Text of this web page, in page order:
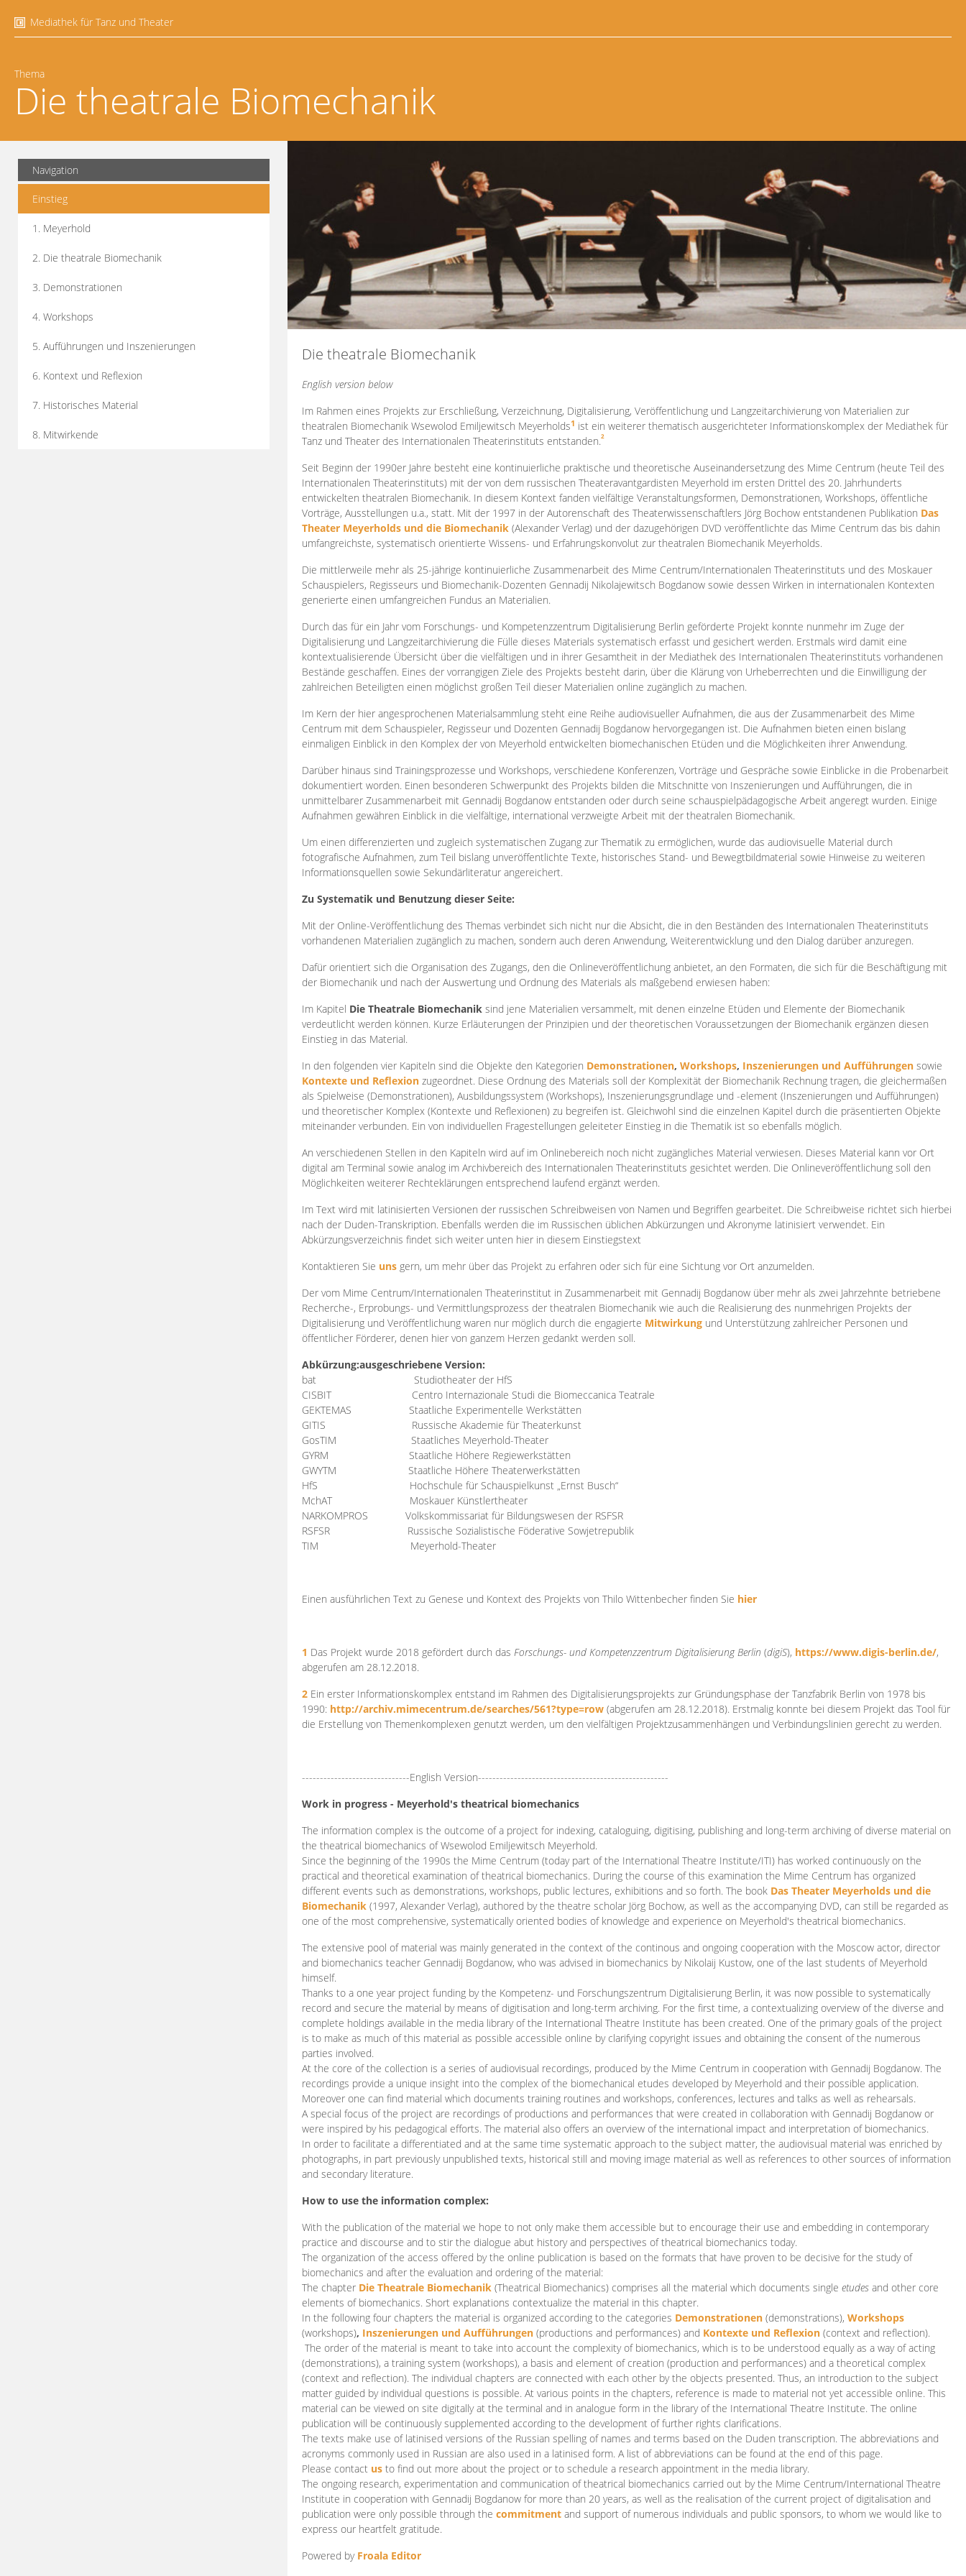
Mediathek für Tanz und Theater
Thema
Die theatrale Biomechanik
Navigation
Einstieg
1. Meyerhold
2. Die theatrale Biomechanik
3. Demonstrationen
4. Workshops
5. Aufführungen und Inszenierungen
6. Kontext und Reflexion
7. Historisches Material
8. Mitwirkende
Die theatrale Biomechanik
English version below
Im Rahmen eines Projekts zur Erschließung, Verzeichnung, Digitalisierung, Veröffentlichung und Langzeitarchivierung von Materialien zur
theatralen Biomechanik Wsewolod Emiljewitsch Meyerholds1 ist ein weiterer thematisch ausgerichteter Informationskomplex der Mediathek für
Tanz und Theater des Internationalen Theaterinstituts entstanden.2
Seit Beginn der 1990er Jahre besteht eine kontinuierliche praktische und theoretische Auseinandersetzung des Mime Centrum (heute Teil des
Internationalen Theaterinstituts) mit der von dem russischen Theateravantgardisten Meyerhold im ersten Drittel des 20. Jahrhunderts
entwickelten theatralen Biomechanik. In diesem Kontext fanden vielfältige Veranstaltungsformen, Demonstrationen, Workshops, öffentliche
Vorträge, Ausstellungen u.a., statt. Mit der 1997 in der Autorenschaft des Theaterwissenschaftlers Jörg Bochow entstandenen Publikation Das
Theater Meyerholds und die Biomechanik (Alexander Verlag) und der dazugehörigen DVD veröffentlichte das Mime Centrum das bis dahin
umfangreichste, systematisch orientierte Wissens- und Erfahrungskonvolut zur theatralen Biomechanik Meyerholds.
Die mittlerweile mehr als 25-jährige kontinuierliche Zusammenarbeit des Mime Centrum/Internationalen Theaterinstituts und des Moskauer
Schauspielers, Regisseurs und Biomechanik-Dozenten Gennadij Nikolajewitsch Bogdanow sowie dessen Wirken in internationalen Kontexten
generierte einen umfangreichen Fundus an Materialien.
Durch das für ein Jahr vom Forschungs- und Kompetenzzentrum Digitalisierung Berlin geförderte Projekt konnte nunmehr im Zuge der
Digitalisierung und Langzeitarchivierung die Fülle dieses Materials systematisch erfasst und gesichert werden. Erstmals wird damit eine
kontextualisierende Übersicht über die vielfältigen und in ihrer Gesamtheit in der Mediathek des Internationalen Theaterinstituts vorhandenen
Bestände geschaffen. Eines der vorrangigen Ziele des Projekts besteht darin, über die Klärung von Urheberrechten und die Einwilligung der
zahlreichen Beteiligten einen möglichst großen Teil dieser Materialien online zugänglich zu machen.
Im Kern der hier angesprochenen Materialsammlung steht eine Reihe audiovisueller Aufnahmen, die aus der Zusammenarbeit des Mime
Centrum mit dem Schauspieler, Regisseur und Dozenten Gennadij Bogdanow hervorgegangen ist. Die Aufnahmen bieten einen bislang
einmaligen Einblick in den Komplex der von Meyerhold entwickelten biomechanischen Etüden und die Möglichkeiten ihrer Anwendung.
Darüber hinaus sind Trainingsprozesse und Workshops, verschiedene Konferenzen, Vorträge und Gespräche sowie Einblicke in die Probenarbeit
dokumentiert worden. Einen besonderen Schwerpunkt des Projekts bilden die Mitschnitte von Inszenierungen und Aufführungen, die in
unmittelbarer Zusammenarbeit mit Gennadij Bogdanow entstanden oder durch seine schauspielpädagogische Arbeit angeregt wurden. Einige
Aufnahmen gewähren Einblick in die vielfältige, international verzweigte Arbeit mit der theatralen Biomechanik.
Um einen differenzierten und zugleich systematischen Zugang zur Thematik zu ermöglichen, wurde das audiovisuelle Material durch
fotografische Aufnahmen, zum Teil bislang unveröffentlichte Texte, historisches Stand- und Bewegtbildmaterial sowie Hinweise zu weiteren
Informationsquellen sowie Sekundärliteratur angereichert.
Zu Systematik und Benutzung dieser Seite:
Mit der Online-Veröffentlichung des Themas verbindet sich nicht nur die Absicht, die in den Beständen des Internationalen Theaterinstituts
vorhandenen Materialien zugänglich zu machen, sondern auch deren Anwendung, Weiterentwicklung und den Dialog darüber anzuregen.
Dafür orientiert sich die Organisation des Zugangs, den die Onlineveröffentlichung anbietet, an den Formaten, die sich für die Beschäftigung mit
der Biomechanik und nach der Auswertung und Ordnung des Materials als maßgebend erwiesen haben:
Im Kapitel Die Theatrale Biomechanik sind jene Materialien versammelt, mit denen einzelne Etüden und Elemente der Biomechanik
verdeutlicht werden können. Kurze Erläuterungen der Prinzipien und der theoretischen Voraussetzungen der Biomechanik ergänzen diesen
Einstieg in das Material.
In den folgenden vier Kapiteln sind die Objekte den Kategorien Demonstrationen, Workshops, Inszenierungen und Aufführungen sowie
Kontexte und Reflexion zugeordnet. Diese Ordnung des Materials soll der Komplexität der Biomechanik Rechnung tragen, die gleichermaßen
als Spielweise (Demonstrationen), Ausbildungssystem (Workshops), Inszenierungsgrundlage und -element (Inszenierungen und Aufführungen)
und theoretischer Komplex (Kontexte und Reflexionen) zu begreifen ist. Gleichwohl sind die einzelnen Kapitel durch die präsentierten Objekte
miteinander verbunden. Ein von individuellen Fragestellungen geleiteter Einstieg in die Thematik ist so ebenfalls möglich.
An verschiedenen Stellen in den Kapiteln wird auf im Onlinebereich noch nicht zugängliches Material verwiesen. Dieses Material kann vor Ort
digital am Terminal sowie analog im Archivbereich des Internationalen Theaterinstituts gesichtet werden. Die Onlineveröffentlichung soll den
Möglichkeiten weiterer Rechteklärungen entsprechend laufend ergänzt werden.
Im Text wird mit latinisierten Versionen der russischen Schreibweisen von Namen und Begriffen gearbeitet. Die Schreibweise richtet sich hierbei
nach der Duden-Transkription. Ebenfalls werden die im Russischen üblichen Abkürzungen und Akronyme latinisiert verwendet. Ein
Abkürzungsverzeichnis findet sich weiter unten hier in diesem Einstiegstext
Kontaktieren Sie uns gern, um mehr über das Projekt zu erfahren oder sich für eine Sichtung vor Ort anzumelden.
Der vom Mime Centrum/Internationalen Theaterinstitut in Zusammenarbeit mit Gennadij Bogdanow über mehr als zwei Jahrzehnte betriebene
Recherche-, Erprobungs- und Vermittlungsprozess der theatralen Biomechanik wie auch die Realisierung des nunmehrigen Projekts der
Digitalisierung und Veröffentlichung waren nur möglich durch die engagierte Mitwirkung und Unterstützung zahlreicher Personen und
öffentlicher Förderer, denen hier von ganzem Herzen gedankt werden soll.
Abkürzung:ausgeschriebene Version:
bat
Studiotheater der HfS
CISBIT
Centro Internazionale Studi die Biomeccanica Teatrale
GEKTEMAS
Staatliche Experimentelle Werkstätten
GITIS
Russische Akademie für Theaterkunst
GosTIM
Staatliches Meyerhold-Theater
GYRM
Staatliche Höhere Regiewerkstätten
GWYTM
Staatliche Höhere Theaterwerkstätten
HfS
Hochschule für Schauspielkunst „Ernst Busch“
MchAT
Moskauer Künstlertheater
NARKOMPROS
Volkskommissariat für Bildungswesen der RSFSR
RSFSR
Russische Sozialistische Föderative Sowjetrepublik
TIM Meyerhold-Theater
Einen ausführlichen Text zu Genese und Kontext des Projekts von Thilo Wittenbecher finden Sie hier
1 Das Projekt wurde 2018 gefördert durch das Forschungs- und Kompetenzzentrum DigitalisierungBerlin (digiS), https://www.digis-berlin.de/,
abgerufen am 28.12.2018.
2 Ein erster Informationskomplex entstand im Rahmen des Digitalisierungsprojekts zur Gründungsphase der Tanzfabrik Berlin von 1978 bis
1990: http://archiv.mimecentrum.de/searches/561?type=row (abgerufen am 28.12.2018). Erstmalig konnte bei diesem Projekt das Tool für
die Erstellung von Themenkomplexen genutzt werden, um den vielfältigen Projektzusammenhängen und Verbindungslinien gerecht zu werden.
------------------------------English Version-----------------------------------------------------
Work in progress - Meyerhold's theatrical biomechanics
The information complex is the outcome of a project for indexing, cataloguing, digitising, publishing and long-term archiving of diverse material on
the theatrical biomechanics of Wsewolod Emiljewitsch Meyerhold.
Since the beginning of the 1990s the Mime Centrum (today part of the International Theatre Institute/ITI) has worked continuously on the
practical and theoretical examination of theatrical biomechanics. During the course of this examination the Mime Centrum has organized
different events such as demonstrations, workshops, public lectures, exhibitions and so forth. The book Das Theater Meyerholds und die
Biomechanik (1997, Alexander Verlag), authored by the theatre scholar Jörg Bochow, as well as the accompanying DVD, can still be regarded as
one of the most comprehensive, systematically oriented bodies of knowledge and experience on Meyerhold's theatrical biomechanics.
The extensive pool of material was mainly generated in the context of the continous and ongoing cooperation with the Moscow actor, director
and biomechanics teacher Gennadij Bogdanow, who was advised in biomechanics by Nikolaij Kustow, one of the last students of Meyerhold
himself.
Thanks to a one year project funding by the Kompetenz- und Forschungszentrum Digitalisierung Berlin, it was now possible to systematically
record and secure the material by means of digitisation and long-term archiving. For the first time, a contextualizing overview of the diverse and
complete holdings available in the media library of the International Theatre Institute has been created. One of the primary goals of the project
is to make as much of this material as possible accessible online by clarifying copyright issues and obtaining the consent of the numerous
parties involved.
At the core of the collection is a series of audiovisual recordings, produced by the Mime Centrum in cooperation with Gennadij Bogdanow. The
recordings provide a unique insight into the complex of the biomechanical etudes developed by Meyerhold and their possible application.
Moreover one can find material which documents training routines and workshops, conferences, lectures and talks as well as rehearsals.
A special focus of the project are recordings of productions and performances that were created in collaboration with Gennadij Bogdanow or
were inspired by his pedagogical efforts. The material also offers an overview of the international impact and interpretation of biomechanics.
In order to facilitate a differentiated and at the same time systematic approach to the subject matter, the audiovisual material was enriched by
photographs, in part previously unpublished texts, historical still and moving image material as well as references to other sources of information
and secondary literature.
How to use the information complex:
With the publication of the material we hope to not only make them accessible but to encourage their use and embedding in contemporary
practice and discourse and to stir the dialogue abut history and perspectives of theatrical biomechanics today.
The organization of the access offered by the online publication is based on the formats that have proven to be decisive for the study of
biomechanics and after the evaluation and ordering of the material:
The chapter Die Theatrale Biomechanik (Theatrical Biomechanics) comprises all the material which documents single etudes and other core
elements of biomechanics. Short explanations contextualize the material in this chapter.
In the following four chapters the material is organized according to the categories Demonstrationen (demonstrations), Workshops
(workshops), Inszenierungen und Aufführungen (productions and performances) and Kontexte und Reflexion (context and reflection).
The order of the material is meant to take into account the complexity of biomechanics, which is to be understood equally as a way of acting
(demonstrations), a training system (workshops), a basis and element of creation (production and performances) and a theoretical complex
(context and reflection). The individual chapters are connected with each other by the objects presented. Thus, an introduction to the subject
matter guided by individual questions is possible. At various points in the chapters, reference is made to material not yet accessible online. This
material can be viewed on site digitally at the terminal and in analogue form in the library of the International Theatre Institute. The online
publication will be continuously supplemented according to the development of further rights clarifications.
The texts make use of latinised versions of the Russian spelling of names and terms based on the Duden transcription. The abbreviations and
acronyms commonly used in Russian are also used in a latinised form. A list of abbreviations can be found at the end of this page.
Please contact us to find out more about the project or to schedule a research appointment in the media library.
The ongoing research, experimentation and communication of theatrical biomechanics carried out by the Mime Centrum/International Theatre
Institute in cooperation with Gennadij Bogdanow for more than 20 years, as well as the realisation of the current project of digitalisation and
publication were only possible through the commitment and support of numerous individuals and public sponsors, to whom we would like to
express our heartfelt gratitude.
Powered by Froala Editor